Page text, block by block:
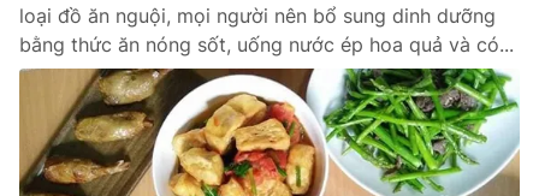
THỜI BÁO VTV
loại đồ ăn nguội, mọi người nên bổ sung dinh dưỡng
bằng thức ăn nóng sốt, uống nước ép hoa quả và có...